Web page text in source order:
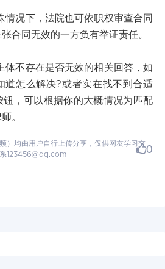
下，法院也可依职权审查合同
合同无效的一方负有举证责任。
不存在是否无效的相关回答，如
道怎么解决?或者实在找不到合适
钮，可以根据你的大概情况为匹配
。
）均由用户自行上传分享，仅供网友学习交
123456@qq.com
0